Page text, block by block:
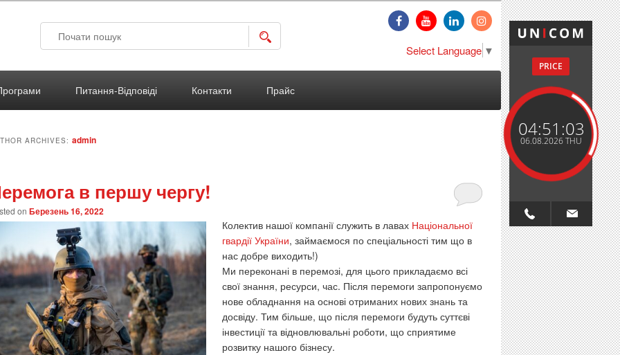
PRICE
04:51:04
06.08.2026 THU
Search
Питання-Відповіді Контакти Прайс
ARCHIVES: admin
в першу чергу!
on Березень 16, 2022
Колектив нашої компанії служить в лавах Національної
гвардії України, займаємося по спеціальності тим що в
нас добре виходить!)
Ми переконані в перемозі, для цього прикладаємо всі
свої знання, ресурси, час. Після перемоги запропонуємо
нове обладнання на основі отриманих нових знань та
досвіду. Тим більше, що після перемоги будуть суттєві
інвестиції та відновлювальні роботи, що сприятиме
розвитку нашого бізнесу.
Select Language ▼